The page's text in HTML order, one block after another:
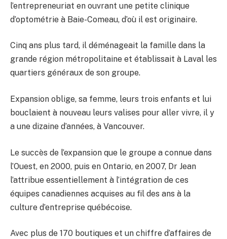
l’entrepreneuriat en ouvrant une petite clinique
d’optométrie à Baie-Comeau, d’où il est originaire.
Cinq ans plus tard, il déménageait la famille dans la
grande région métropolitaine et établissait à Laval les
quartiers généraux de son groupe.
Expansion oblige, sa femme, leurs trois enfants et lui
bouclaient à nouveau leurs valises pour aller vivre, il y
a une dizaine d’années, à Vancouver.
Le succès de l’expansion que le groupe a connue dans
l’Ouest, en 2000, puis en Ontario, en 2007, Dr Jean
l’attribue essentiellement à l’intégration de ces
équipes canadiennes acquises au fil des ans à la
culture d’entreprise québécoise.
Avec plus de 170 boutiques et un chiffre d’affaires de